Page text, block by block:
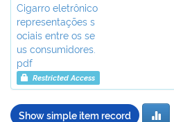
Cigarro eletrônico
representações s
ociais entre os se
us consumidores.
pdf
Restricted Access
Show simple item record